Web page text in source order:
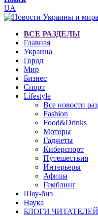
UA
ВСЕ РАЗДЕЛЫ
Главная
Украина
Город
Мир
Бизнес
Спорт
Lifestyle
Все новости
Fashion
Food&Drinks
Моторы
Гаджеты
Киберспорт
Путешествия
Интерьеры
Афиша
Гемблинг
Шоу-биз
Наука
БЛОГИ ЧИТАТЕЛЕЙ